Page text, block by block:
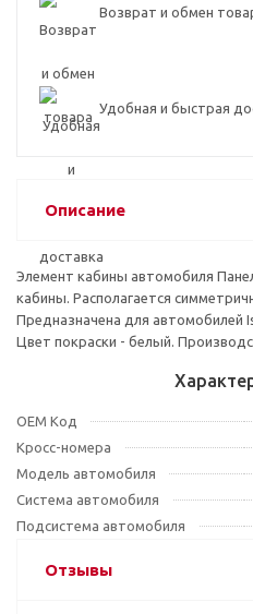
Возврат и обмен
Удобная и быстрая
Описание
Элемент кабины автомобиля
кабины. Располагается
Предназначена для автомобилей
Цвет покраски - белый.
OEM Код
Кросс-номера
Модель автомобиля
Система автомобиля
Подсистема автомобиля
Отзывы